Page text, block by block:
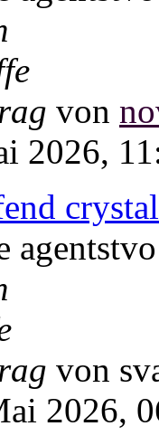
von
2026,
crystal
von
2026,